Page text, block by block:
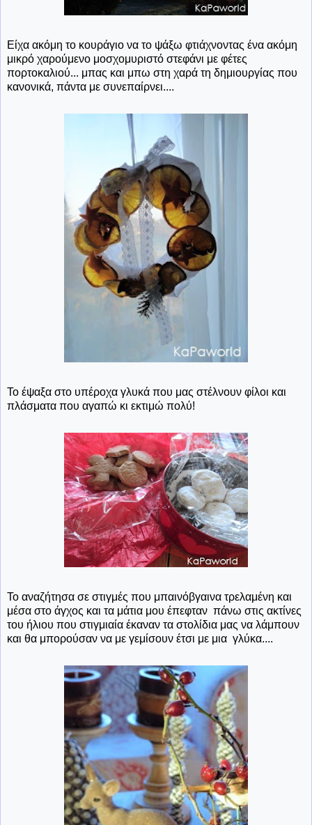
Είχα ακόμη το κουράγιο να το ψάξω φτιάχνοντας ένα ακόμη
μικρό χαρούμενο μοσχομυριστό στεφάνι με φέτες
πορτοκαλιού... μπας και μπω στη χαρά τη δημιουργίας που
κανονικά, πάντα με συνεπαίρνει....
Το έψαξα στο υπέροχα γλυκά που μας στέλνουν φίλοι και
πλάσματα που αγαπώ κι εκτιμώ πολύ!
Το αναζήτησα σε στιγμές που μπαινόβγαινα τρελαμένη και
μέσα στο άγχος και τα μάτια μου έπεφταν πάνω στις ακτίνες
του ήλιου που στιγμιαία έκαναν τα στολίδια μας να λάμπουν
και θα μπορούσαν να με γεμίσουν έτσι με μια γλύκα....